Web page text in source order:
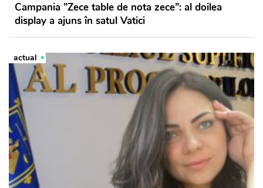
Campania ”Zece table de nota zece”: al doilea
display a ajuns în satul Vatici
actual